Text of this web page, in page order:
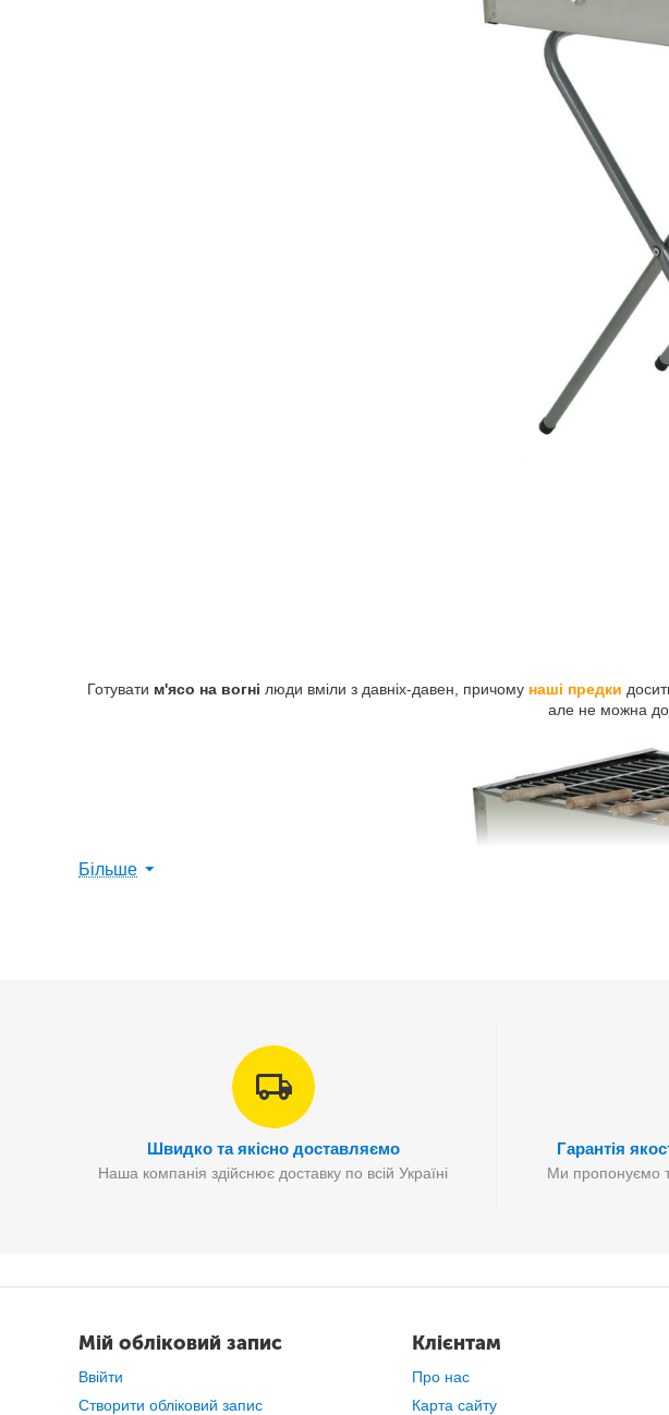
Готувати м'ясо на вогні люди вміли з давніх-давен, причому наші предки
але не можна
Більше
Швидко та якісно доставляємо
Наша компанія здійснює доставку по всій Україні
Гарантія
Ми пропонуємо
Мій обліковий запис
Ввійти
Створити обліковий запис
Клієнтам
Про нас
Карта сайту